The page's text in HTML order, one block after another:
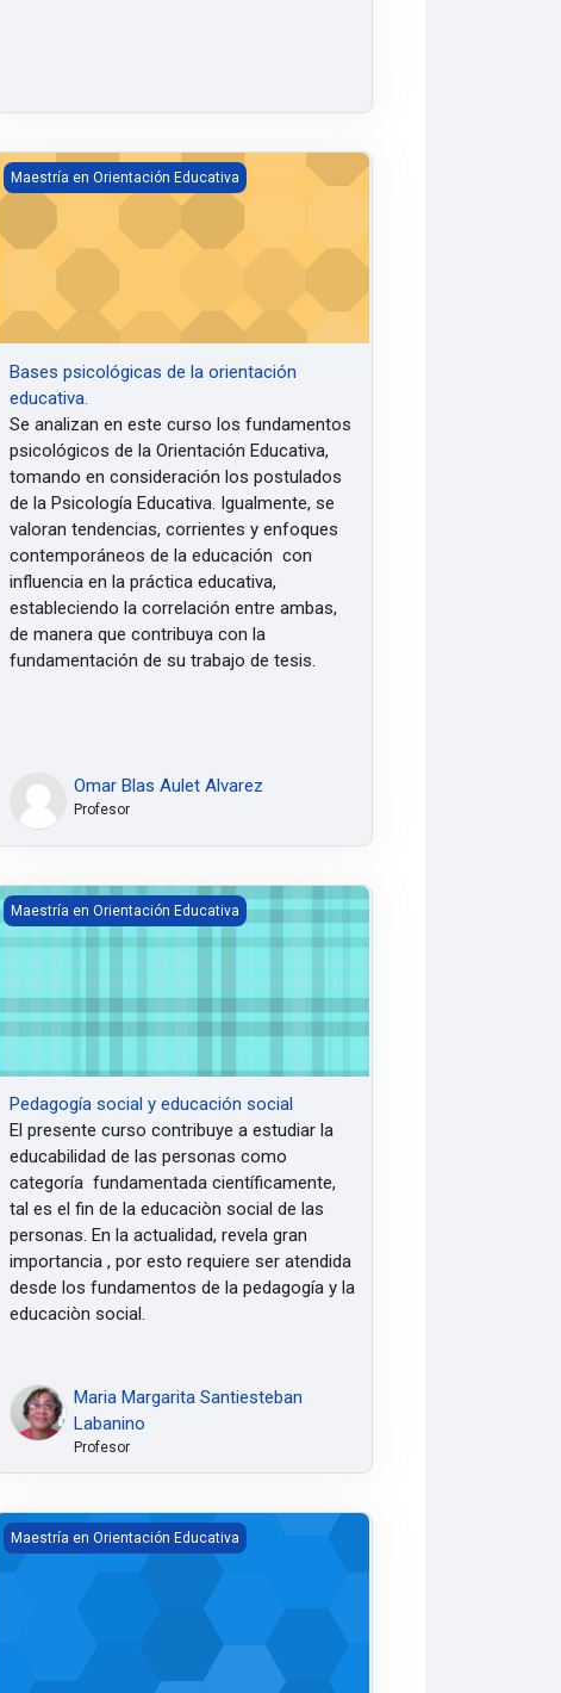
Bases psicológicas de la orientación educativa.
Maestría en Orientación Educativa
Bases psicológicas de la orientación
educativa.
Se analizan en este curso los fundamentos
psicológicos de la Orientación Educativa,
tomando en consideración los postulados
de la Psicología Educativa. Igualmente, se
valoran tendencias, corrientes y enfoques
contemporáneos de la educación con
influencia en la práctica educativa,
estableciendo la correlación entre ambas,
de manera que contribuya con la
fundamentación de su trabajo de tesis.
Omar Blas Aulet Alvarez
Profesor
Pedagogía social y educación social
Maestría en Orientación Educativa
Pedagogía social y educación social
El presente curso contribuye a estudiar la
educabilidad de las personas como
categoría fundamentada científicamente,
tal es el fin de la educaciòn social de las
personas. En la actualidad, revela gran
importancia , por esto requiere ser atendida
desde los fundamentos de la pedagogía y la
educaciòn social.
Maria Margarita Santiesteban
Labanino
Profesor
Orientación en el proceso de aprendizaje
Maestría en Orientación Educativa